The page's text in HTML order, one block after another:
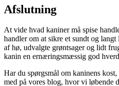
Afslutning
At vide hvad kaniner må spise
handler om at sikre et sundt og
af hø, udvalgte grøntsager og lidt
kanin en ernæringsmæssig god
Har du spørgsmål om kaninens
med på vores blog, hvor vi løbende